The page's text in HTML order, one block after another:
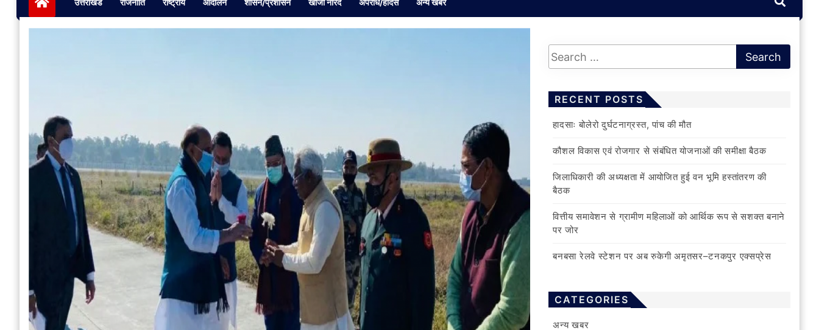
उत्तराखंड राजनीति राष्ट्रीय आंदोलन शासन/प्रशासन खोजी नारद अपराध/हादसे अन्य खबर
RECENT POSTS
हादसाः बोलेरो दुर्घटनाग्रस्त, पांच की मौत
कौशल विकास एवं रोजगार से संबंधित योजनाओं की समीक्षा बैठक
जिलाधिकारी की अध्यक्षता में आयोजित हुई वन भूमि हस्तांतरण की
बैठक
वित्तीय समावेशन से ग्रामीण महिलाओं को आर्थिक रूप से सशक्त बनाने
पर जोर
बनबसा रेलवे स्टेशन पर अब रुकेगी अमृतसर–टनकपुर एक्सप्रेस
CATEGORIES
अन्य खबर